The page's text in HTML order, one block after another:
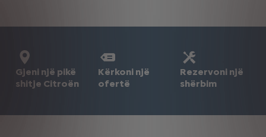
Gjeni një pikë
shitje Citroën
Kërkoni një
ofertë
Rezervoni një
shërbim